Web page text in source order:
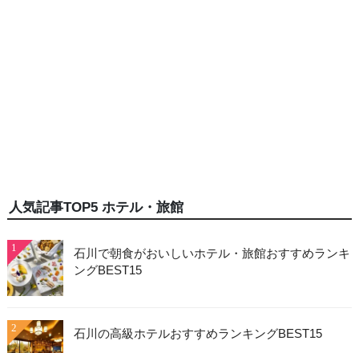
人気記事TOP5 ホテル・旅館
1
石川で朝食がおいしいホテル・旅館おすすめランキ
ングBEST15
2 石川の高級ホテルおすすめランキングBEST15